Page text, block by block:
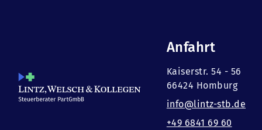
Anfahrt
Kaiserstr. 54 - 56
66424 Homburg
info@lintz-stb.de
+49 6841 69 60